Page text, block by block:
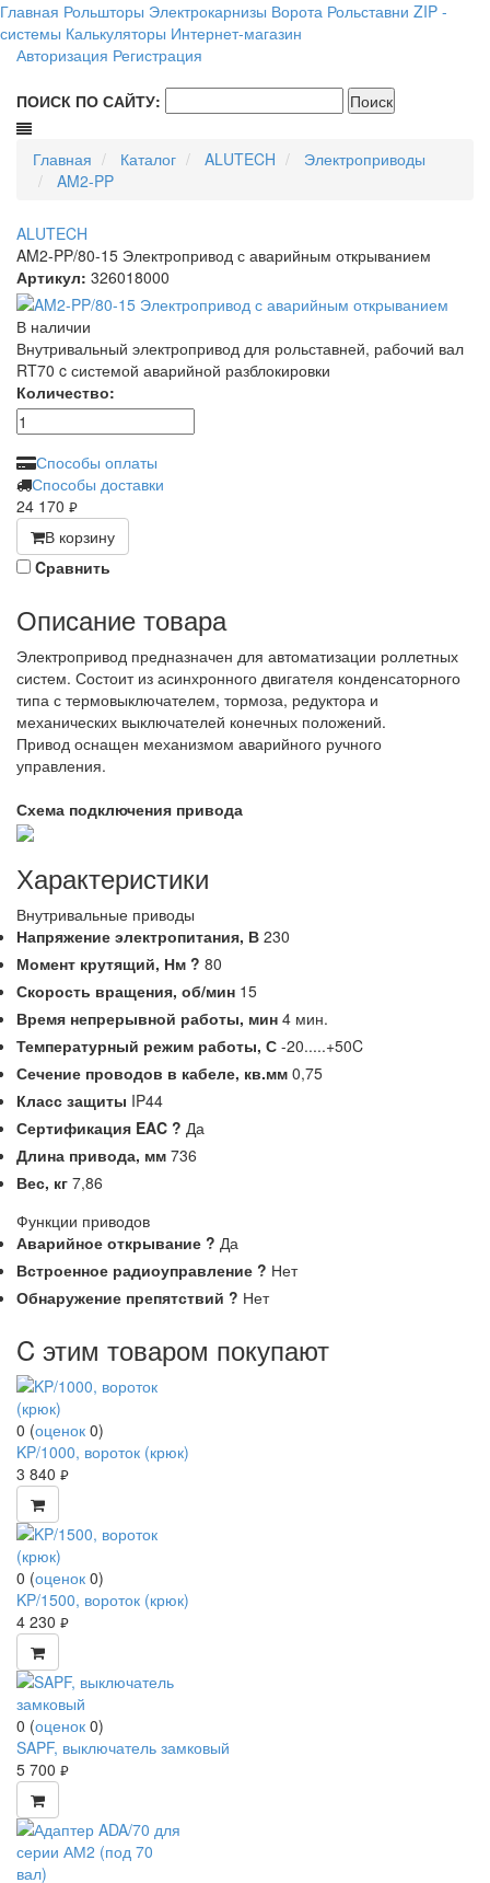
Главная Рольшторы Электрокарнизы Ворота Рольставни ZIP -
системы Калькуляторы Интернет-магазин
Авторизация Регистрация
ПОИСК ПО САЙТУ:
Главная Каталог ALUTECH
Электроприводы
AM2-PP
ALUTECH
AM2-PP/80-15 Электропривод с аварийным открыванием
Артикул: 326018000
В наличии
Внутривальный электропривод для рольставней, рабочий вал
RT70 c системой аварийной разблокировки
Количество:
Способы оплаты
Способы доставки
24 170 руб.
В корзину
Cравнить
Описание товара
Электропривод предназначен для автоматизации роллетных
систем. Состоит из асинхронного двигателя конденсаторного
типа с термовыключателем, тормоза, редуктора и
механических выключателей конечных положений.
Привод оснащен механизмом аварийного ручного
управления.
Схема подключения привода
Характеристики
Внутривальные приводы
Напряжение электропитания, В 230
Момент крутящий, Нм ? 80
Скорость вращения, об/мин 15
Время непрерывной работы, мин 4 мин.
Температурный режим работы, С -20.....+50C
Сечение проводов в кабеле, кв.мм 0,75
Класс защиты IP44
Сертификация EAC ? Да
Длина привода, мм 736
Вес, кг 7,86
Функции приводов
Аварийное открывание ? Да
Встроенное радиоуправление ? Нет
Обнаружение препятствий ? Нет
C этим товаром покупают
0 (оценок 0)
KP/1000, вороток (крюк)
3 840 руб.
0 (оценок 0)
KP/1500, вороток (крюк)
4 230 руб.
0 (оценок 0)
SAPF, выключатель замковый
5 700 руб.